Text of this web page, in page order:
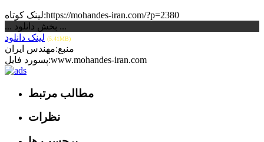
لینک کوتاه:https://mohandes-iran.com/?p=2380
... بخش دانلود ...
لینک دانلود
(5.41MB)
منبع:مهندس ایران
پسورد فایل:www.mohandes-iran.com
مطالب مرتبط
نظرات